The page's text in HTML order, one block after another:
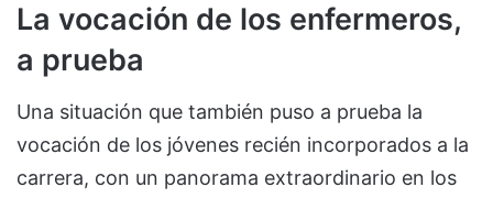
La vocación de los enfermeros,
a prueba
Una situación que también puso a prueba la
vocación de los jóvenes recién incorporados a la
carrera, con un panorama extraordinario en los